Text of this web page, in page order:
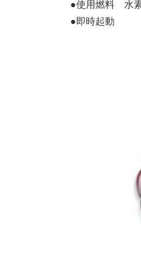
●使用燃料 水
●即時起動